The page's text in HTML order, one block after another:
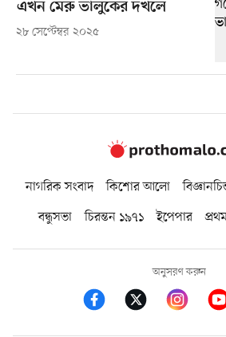
এখন মেরু ভালুকের দখলে
২৮ সেপ্টেম্বর ২০২৫
নাগরিক সংবাদ কিশোর আলো
বন্ধুসভা
চিরন্তন ১৯৭১ ইপেপার
অনুসরণ করুন